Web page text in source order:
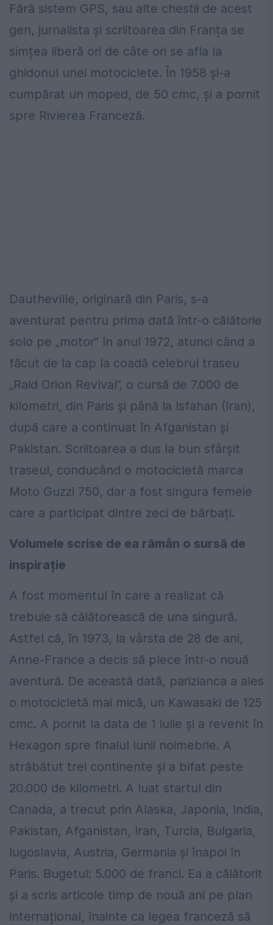
Fără sistem GPS, sau alte chestii de acest
gen, jurnalista și scriitoarea din Franța se
simțea liberă ori de câte ori se afla la
ghidonul unei motociclete. În 1958 și-a
cumpărat un moped, de 50 cmc, și a pornit
spre Rivierea Franceză.
Dautheville, originară din Paris, s-a
aventurat pentru prima dată într-o călătorie
solo pe „motor” în anul 1972, atunci când a
făcut de la cap la coadă celebrul traseu
„Raid Orion Revival”, o cursă de 7.000 de
kilometri, din Paris și până la Isfahan (Iran),
după care a continuat în Afganistan și
Pakistan. Scriitoarea a dus la bun sfârșit
traseul, conducând o motocicletă marca
Moto Guzzi 750, dar a fost singura femeie
care a participat dintre zeci de bărbați.
Volumele scrise de ea rămân o sursă de
inspirație
A fost momentul în care a realizat că
trebuie să călătorească de una singură.
Astfel că, în 1973, la vârsta de 28 de ani,
Anne-France a decis să plece într-o nouă
aventură. De această dată, parizianca a ales
o motocicletă mai mică, un Kawasaki de 125
cmc. A pornit la data de 1 iulie și a revenit în
Hexagon spre finalul lunii noimebrie. A
străbătut trei continente și a bifat peste
20.000 de kilometri. A luat startul din
Canada, a trecut prin Alaska, Japonia, India,
Pakistan, Afganistan, Iran, Turcia, Bulgaria,
Iugoslavia, Austria, Germania și înapoi în
Paris. Bugetul: 5.000 de franci. Ea a călătorit
și a scris articole timp de nouă ani pe plan
internațional, înainte ca legea franceză să